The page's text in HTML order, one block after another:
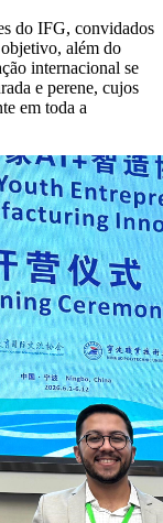
do IFG, convidados
além do
internacional se
e perene, cujos
em toda a